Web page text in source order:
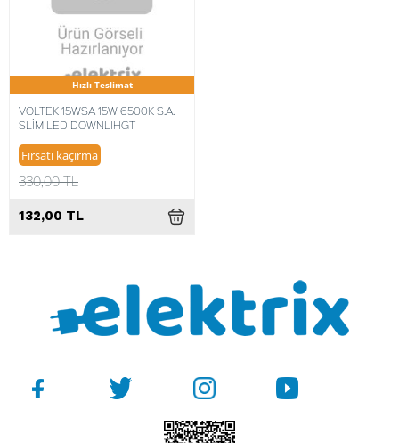
Hızlı Teslimat
VOLTEK 15WSA 15W 6500K S.A.
SLİM LED DOWNLIHGT
Fırsatı kaçırma
330,00 TL
132,00 TL